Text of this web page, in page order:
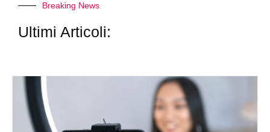
Breaking News
Ultimi Articoli: